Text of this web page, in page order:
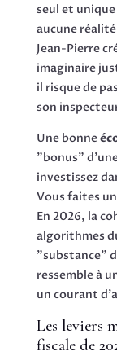
seul et
aucune
Jean-Pierre
imaginaire
il risque de
son
Une bonne
"bonus"
investissez
Vous faites
En 2026, la
algorithmes
"substance"
ressemble à
un courant
Les leviers
fiscale de